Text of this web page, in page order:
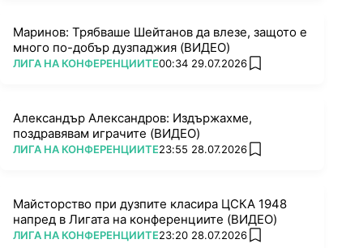
Маринов: Трябваше Шейтанов да влезе, защото е
много по-добър дузпаджия (ВИДЕО)
ПОВЕЧЕ ОТ
ЛИГА НА КОНФЕРЕНЦИИТЕ00:34 29.07.2026 add favorites
Александър Александров: Издържахме,
поздравявам играчите (ВИДЕО)
ПОВЕЧЕ ОТ
ЛИГА НА КОНФЕРЕНЦИИТЕ23:55 28.07.2026 add favorites
Майсторство при дузпите класира ЦСКА 1948
напред в Лигата на конференциите (ВИДЕО)
ПОВЕЧЕ ОТ
ЛИГА НА КОНФЕРЕНЦИИТЕ23:20 28.07.2026 add favorites